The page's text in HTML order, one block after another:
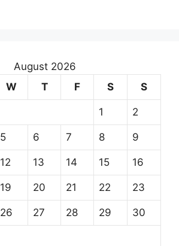
August 2026
W T F S S
1 2
5 6 7 8 9
12 13 14 15 16
19 20 21 22 23
26 27 28 29 30